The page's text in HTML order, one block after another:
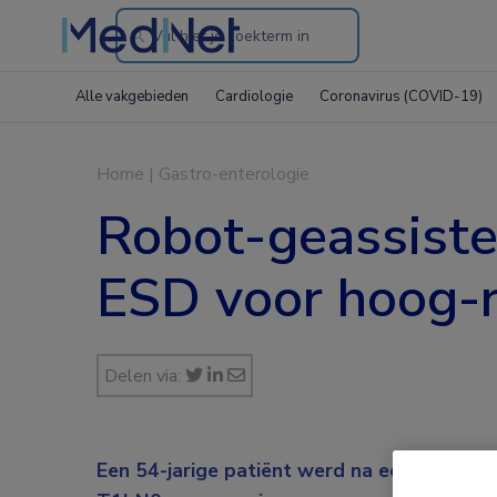
Search
the
Alle vakgebieden Cardiologie Coronavirus (COVID-19)
Home | Gastro-enterologie
Robot-
ESD voor
Delen via:
Een 54-jarige patiënt werd na een